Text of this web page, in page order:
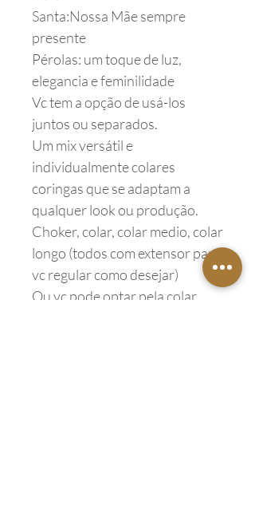
Santa:Nossa Mãe sempre
presente
Pérolas: um toque de luz,
elegancia e feminilidade
Vc tem a opção de usá-los
juntos ou separados.
Um mix versátil e
individualmente colares
coringas que se adaptam a
qualquer look ou produção.
Choker, colar, colar medio, colar
longo (todos com extensor para
vc regular como desejar)
Ou vc pode optar pela colar